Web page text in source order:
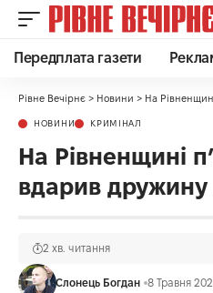
Передплата газети
Рівне Вечірнє > Новини > На Рівненщині
НОВИНИ КРИМІНАЛ
На Рівненщині
вдарив
Слонець Богдан 8 Травня
2 хв. читання